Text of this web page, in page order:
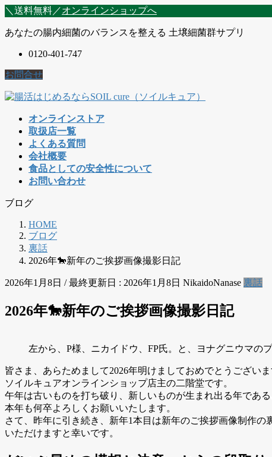
コ
テ
に
動
ナ
ゲ
ョ
に
＼送料無料／オンラインショップへ
あなたの腸内細菌のバランスを整える 土壌細菌群サプリ
0120-401-747
お問合せ
オンラインストア
取扱店一覧
よくある質問
会社概要
食品としての安全性について
お問い合わせ
ブログ
HOME
ブログ
裏話
2026年🐎新年のご挨拶画像撮影日記
2026年1月8日 / 最終更新日 : 2026年1月8日 NikaidoNanase 裏話
2026年🐎新年のご挨拶画像撮影日記
左から、P様、ニカイドウ、FP氏。と、ヨナグニウマのプ
皆さま、あらためまして2026年明けましておめでとうございま
ソイルキュアオンラインショップ店主の二階堂です。
午年は古いものを打ち破り、新しいものが生まれ出る年であ
本年も何卒よろしくお願いいたします。
さて、昨年に引き続き、新年1本目は新年のご挨拶画像制作
いただけますと幸いです。